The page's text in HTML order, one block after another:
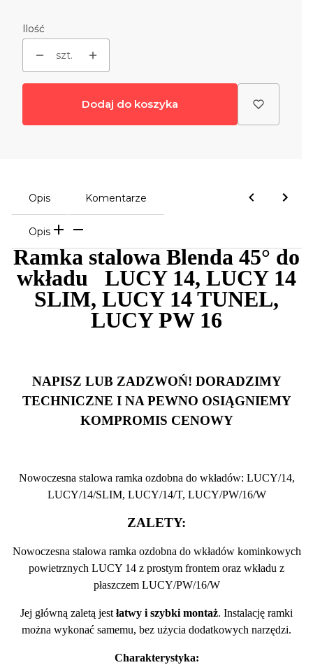
Ilość
szt.
Dodaj do koszyka
Opis Komentarze
Opis
Ramka stalowa Blenda 45° do
wkładu LUCY 14, LUCY 14
SLIM, LUCY 14 TUNEL,
LUCY PW 16
NAPISZ LUB ZADZWOŃ! DORADZIMY
TECHNICZNE I NA PEWNO OSIĄGNIEMY
KOMPROMIS CENOWY
Nowoczesna stalowa ramka ozdobna do wkładów: LUCY/14,
LUCY/14/SLIM, LUCY/14/T, LUCY/PW/16/W
ZALETY:
Nowoczesna stalowa ramka ozdobna do wkładów kominkowych
powietrznych LUCY 14 z prostym frontem oraz wkładu z
płaszczem LUCY/PW/16/W
Jej główną zaletą jest łatwy i szybki montaż. Instalację ramki
można wykonać samemu, bez użycia dodatkowych narzędzi.
Charakterystyka: